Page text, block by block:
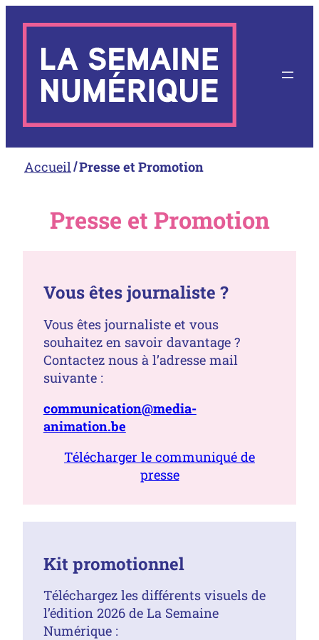
contenu
Accueil Presse et Promotion
Presse et Promotion
Vous êtes journaliste ?
Vous êtes journaliste et vous
souhaitez en savoir davantage ?
Contactez nous à l’adresse mail
suivante :
communication@media-
animation.be
Télécharger le communiqué de
presse
Kit promotionnel
Téléchargez les différents visuels de
l’édition 2026 de La Semaine
Numérique :